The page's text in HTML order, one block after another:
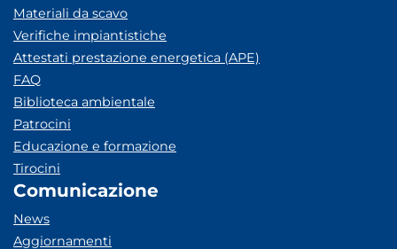
Materiali da scavo
Verifiche impiantistiche
Attestati prestazione energetica (APE)
FAQ
Biblioteca ambientale
Patrocini
Educazione e formazione
Tirocini
Comunicazione
News
Aggiornamenti